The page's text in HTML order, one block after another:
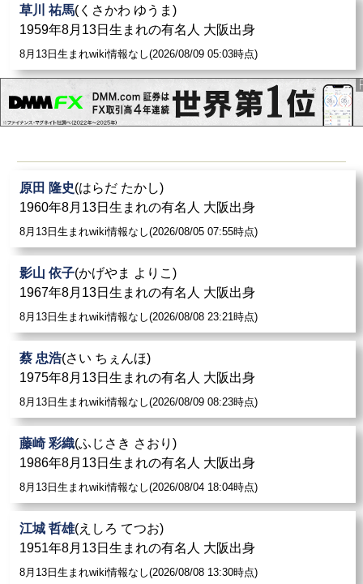
草川 祐馬(くさかわ ゆうま)
1959年8月13日生まれの有名人 大阪出身
8月13日生まれwiki情報なし(2026/08/09 05:03時点)
原田 隆史(はらだ たかし)
1960年8月13日生まれの有名人 大阪出身
8月13日生まれwiki情報なし(2026/08/05 07:55時点)
影山 依子(かげやま よりこ)
1967年8月13日生まれの有名人 大阪出身
8月13日生まれwiki情報なし(2026/08/08 23:21時点)
蔡 忠浩(さい ちぇんほ)
1975年8月13日生まれの有名人 大阪出身
8月13日生まれwiki情報なし(2026/08/09 08:23時点)
藤崎 彩織(ふじさき さおり)
1986年8月13日生まれの有名人 大阪出身
8月13日生まれwiki情報なし(2026/08/04 18:04時点)
江城 哲雄(えしろ てつお)
1951年8月13日生まれの有名人 大阪出身
8月13日生まれwiki情報なし(2026/08/08 13:30時点)